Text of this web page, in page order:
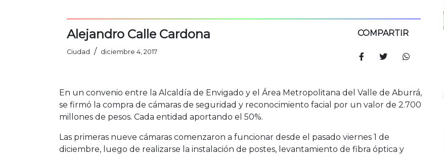
Alejandro Calle Cardona
Ciudad / diciembre 4, 2017
COMPARTIR
En un convenio entre la Alcaldía de Envigado y el Área Metropolitana del Valle de Aburrá,
se firmó la compra de cámaras de seguridad y reconocimiento facial por un valor de 2.700
millones de pesos. Cada entidad aportando el 50%.
Las primeras nueve cámaras comenzaron a funcionar desde el pasado viernes 1 de
diciembre, luego de realizarse la instalación de postes, levantamiento de fibra óptica y